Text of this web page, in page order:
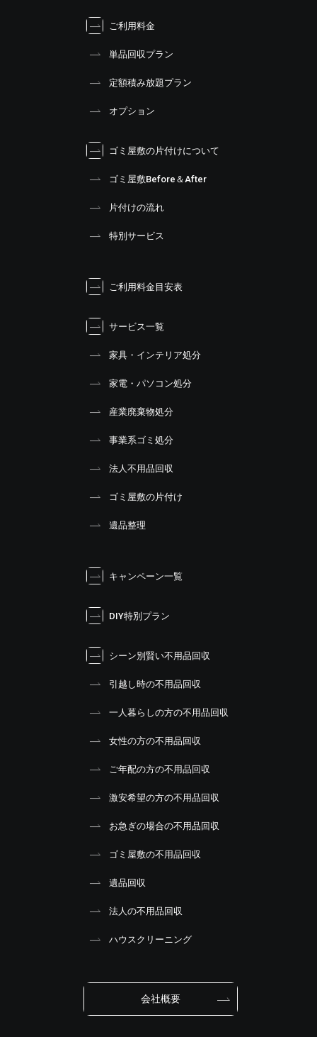
ご利用料金
単品回収プラン
定額積み放題プラン
オプション
ゴミ屋敷の片付けについて
ゴミ屋敷Before＆After
片付けの流れ
特別サービス
ご利用料金目安表
サービス一覧
家具・インテリア処分
家電・パソコン処分
産業廃棄物処分
事業系ゴミ処分
法人不用品回収
ゴミ屋敷の片付け
遺品整理
キャンペーン一覧
DIY特別プラン
シーン別賢い不用品回収
引越し時の不用品回収
一人暮らしの方の不用品回収
女性の方の不用品回収
ご年配の方の不用品回収
激安希望の方の不用品回収
お急ぎの場合の不用品回収
ゴミ屋敷の不用品回収
遺品回収
法人の不用品回収
ハウスクリーニング
会社概要